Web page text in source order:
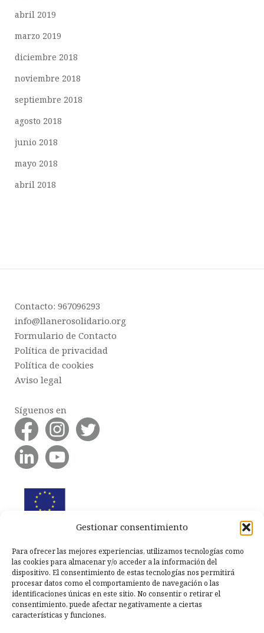
Gestionar consentimiento
Para ofrecer las mejores experiencias, utilizamos tecnologías como
las cookies para almacenar y/o acceder a la información del
dispositivo. El consentimiento de estas tecnologías nos permitirá
procesar datos como el comportamiento de navegación o las
identificaciones únicas en este sitio. No consentir o retirar el
consentimiento, puede afectar negativamente a ciertas
características y funciones.
abril 2019
marzo 2019
diciembre 2018
noviembre 2018
septiembre 2018
agosto 2018
junio 2018
mayo 2018
abril 2018
Contacto: 967096293
info@llanerosolidario.org
Formulario de Contacto
Política de privacidad
Política de cookies
Aviso legal
Síguenos en